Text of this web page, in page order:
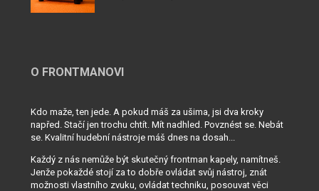
O FRONTMANOVI
Kdo maže, ten jede. A pokud máš za ušima, jsi dva kroky
napřed. Stačí jen trochu chtít. Mít nadhled. Povznést se. Nebát
se. Kvalitní hudební nástroje máš dnes na dosah...
Každý z nás nemůže být skutečný frontman kapely, namítneš.
Jenže pokaždé stojí za to dobře ovládat svůj nástroj, znát
možnosti vlastního zvuku, ovládat techniku, posouvat věci